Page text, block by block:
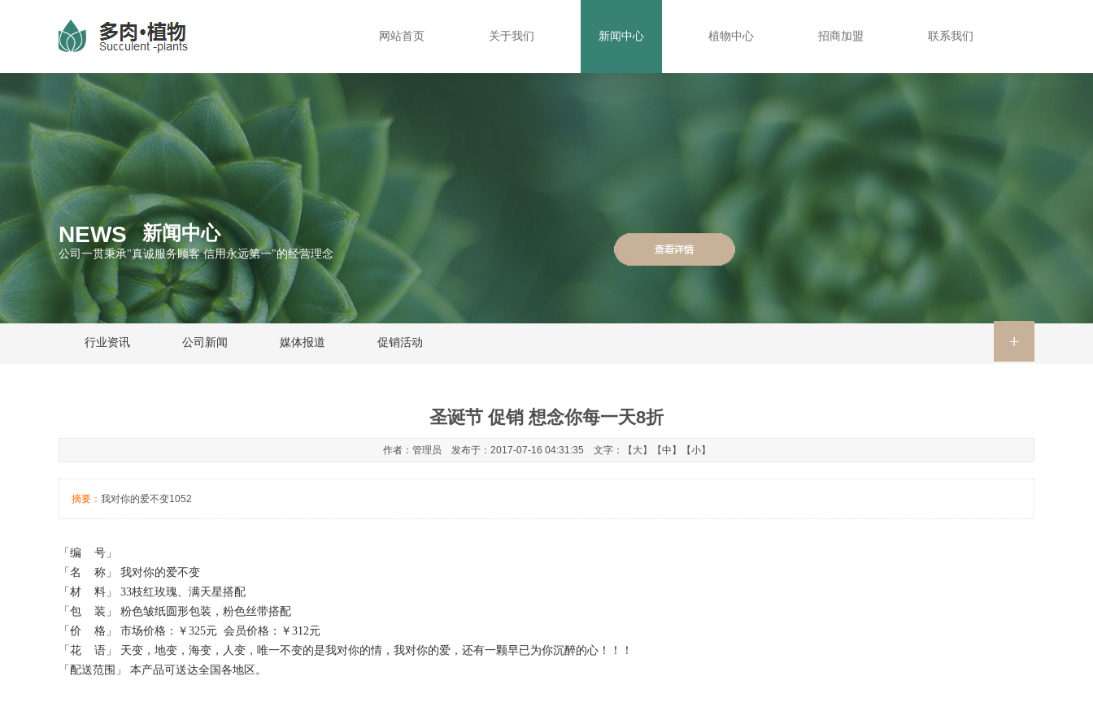
NEWS
公司一贯秉承"真诚服务顾客 信用永远第一"的经营理念
网站首页 关于我们 新闻中心 植物中心 招商加盟 联系我们
新闻中心
行业资讯 公司新闻 媒体报道 促销活动
圣诞节 促销 想念你每一天8折
作者：管理员 发布于：2017-07-16 04:31:35 文字：【 大】【中 】【小】
摘要： 我对你的爱不变1052
「编 号」
「名 称」 我对你的爱不变
「材 料」 33枝红玫瑰、满天星搭配
「包 装」 粉色皱纸圆形包装，粉色丝带搭配
「价 格」 市场价格：￥325元 会员价格：￥312元
「花 语」 天变，地变，海变，人变，唯一不变的是我对你的情，我对你的爱，还有一颗早已为你沉醉的心！！！
「配送范围」 本产品可送达全国各地区。